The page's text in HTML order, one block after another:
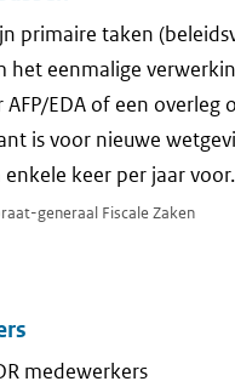
primaire taken
het eenmalige
EDA of een overleg
is voor nieuwe
keer per jaar voor.
generaal Fiscale Zaken
medewerkers